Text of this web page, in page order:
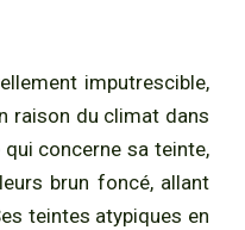
imputrescible,
raison du climat dans
concerne sa teinte,
brun foncé, allant
teintes atypiques en